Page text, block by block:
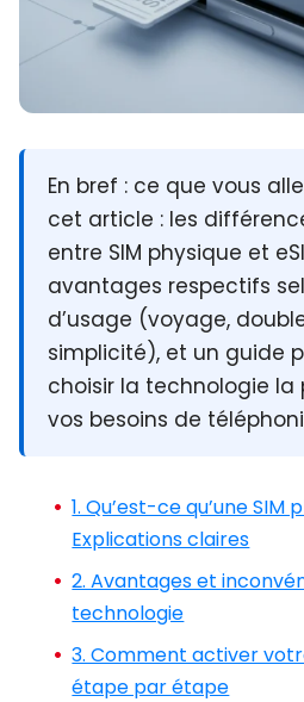
En bref : ce que vous
cet article : les
entre SIM physique et
avantages respectifs
d’usage (voyage,
simplicité), et un guide
choisir la technologie
vos besoins de
1. Qu’est-ce qu’une SIM
Explications claires
2. Avantages et
technologie
3. Comment activer
étape par étape